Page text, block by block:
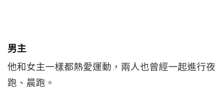
男主
他和女主一樣都熱愛運動，兩人也曾經一起進行夜
跑、晨跑。